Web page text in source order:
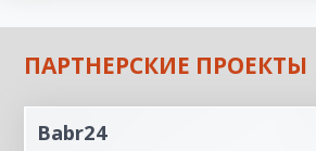
ПАРТНЕРСКИЕ ПРОЕКТЫ
Babr24